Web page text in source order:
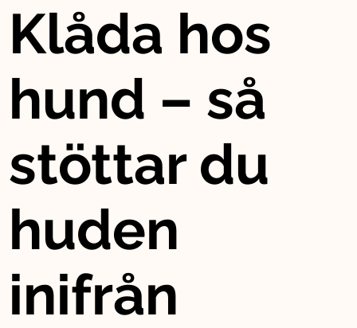
Klåda hos
hund – så
stöttar du
huden
inifrån